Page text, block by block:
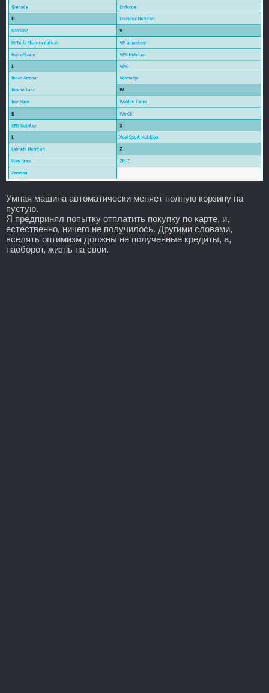
Умная машина автоматически меняет полную корзину на
пустую.
Я предпринял попытку отплатить покупку по карте, и,
естественно, ничего не получилось. Другими словами,
вселять оптимизм должны не полученные кредиты, а,
наоборот, жизнь на свои.